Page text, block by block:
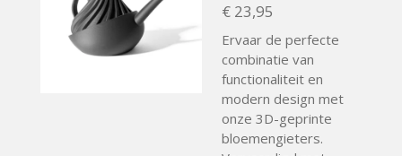
€ 23,95
Ervaar de perfecte
combinatie van
functionaliteit en
modern design met
onze 3D-geprinte
bloemengieters.